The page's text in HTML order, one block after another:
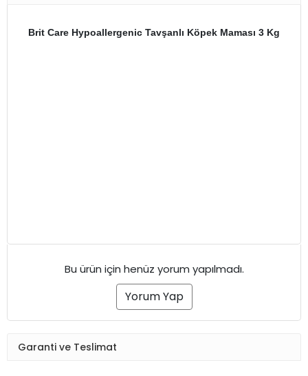
Brit Care Hypoallergenic Tavşanlı Köpek Maması 3 Kg
Bu ürün için henüz yorum yapılmadı.
Yorum Yap
Garanti ve Teslimat